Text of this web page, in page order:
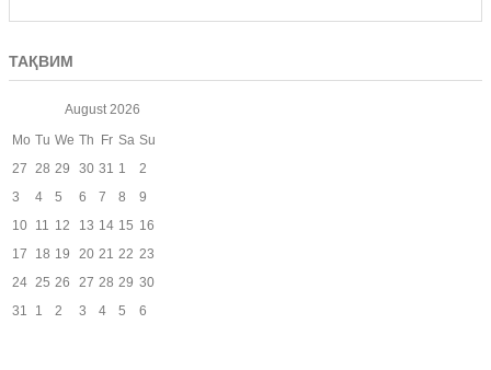
ТАҚВИМ
August 2026
Mo Tu We Th Fr Sa Su
27 28 29 30 31 1
2
3
4 5 6 7 8
9
10 11 12 13 14 15 16
17
18 19 20 21 22 23
24 25 26 27 28 29 30
31
1 2 3 4 5 6